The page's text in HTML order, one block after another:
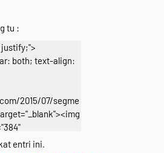
tu :
both; text-align:
2015/07/segme
img/b/R
entri ini.